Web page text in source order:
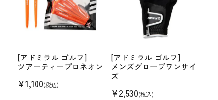
[アドミラル ゴルフ]
ツアーティープロネオン
¥1,100(税込)
[アドミラル ゴルフ]
メンズグローブワンサイ
ズ
¥2,530(税込)